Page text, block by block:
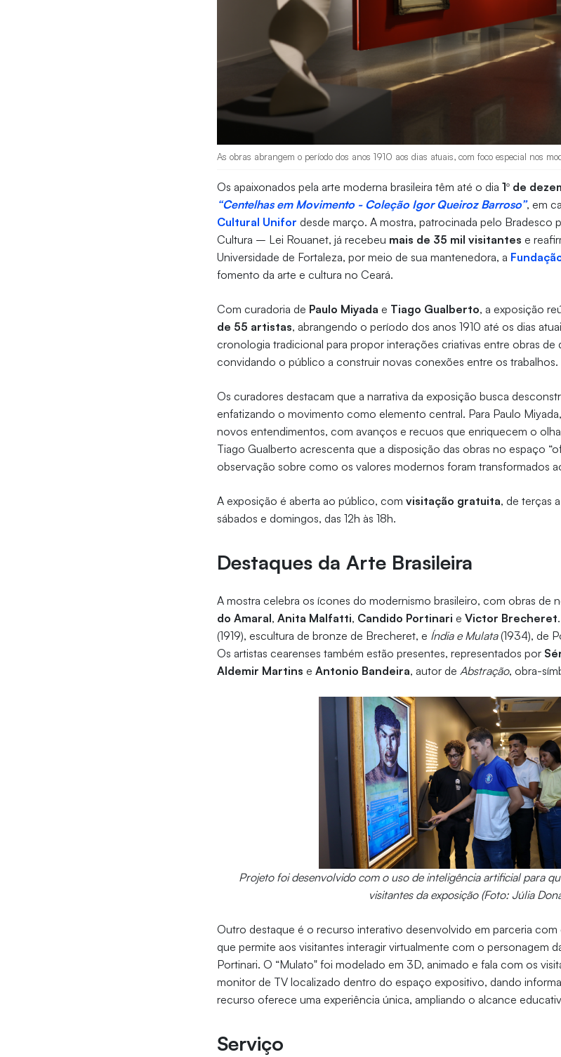
As obras abrangem o período dos anos 1910 aos dias atuais, com foco especial nos
Os apaixonados pela arte moderna brasileira têm até o dia1º de
“Centelhas em Movimento - Coleção Igor Queiroz Barroso”, em
Cultural Unifor desde março. A mostra, patrocinada pelo Bradesco
Cultura – Lei Rouanet, já recebeu mais de 35 mil visitantes e
Universidade de Fortaleza, por meio de sua mantenedora, a
fomento da arte e cultura no Ceará.
Com curadoria de Paulo Miyada e Tiago Gualberto, a exposição
de 55 artistas, abrangendo o período dos anos 1910 até os dias
cronologia tradicional para propor interações criativas entre obras
convidando o público a construir novas conexões entre os trabalhos.
Os curadores destacam que a narrativa da exposição busca
enfatizando o movimento como elemento central. Para Paulo
novos entendimentos, com avanços e recuos que enriquecem o
Tiago Gualberto acrescenta que a disposição das obras no espaço
observação sobre como os valores modernos foram transformados
A exposição é aberta ao público, comvisitação gratuita, de terças
sábados e domingos, das 12h às 18h.
Destaques da Arte Brasileira
A mostra celebra os ícones do modernismo brasileiro, com obras de
do Amaral,Anita Malfatti, Candido Portinari eVictor Brecheret
(1919), escultura de bronze de Brecheret, e Índia e Mulata(1934), de
Os artistas cearenses também estão presentes, representados por
Aldemir Martins eAntonio Bandeira, autor deAbstração, obra-
Projeto foi desenvolvido com o uso de inteligência artificial para
visitantes da exposição (Foto: Júlia
Outro destaque é o recurso interativo desenvolvido em parceria com
que permite aos visitantes interagir virtualmente com o personagem
Portinari. O “Mulato" foi modelado em 3D, animado e fala com os
monitor de TV localizado dentro do espaço expositivo, dando
recurso oferece uma experiência única, ampliando o alcance
Serviço